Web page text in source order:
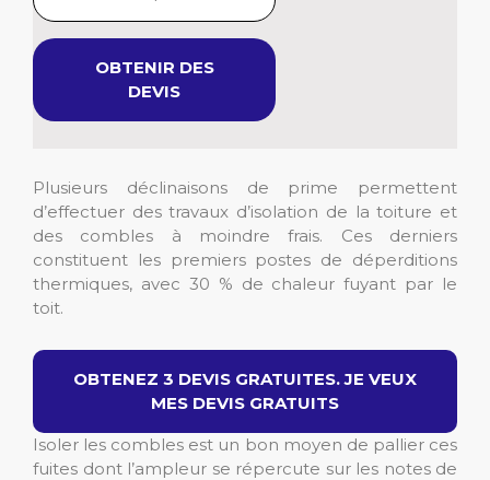
OBTENIR DES
DEVIS
Plusieurs déclinaisons de prime permettent
d’effectuer des travaux d’isolation de la toiture et
des combles à moindre frais. Ces derniers
constituent les premiers postes de déperditions
thermiques, avec 30 % de chaleur fuyant par le
toit.
OBTENEZ 3 DEVIS GRATUITES. JE VEUX
MES DEVIS GRATUITS
Isoler les combles est un bon moyen de pallier ces
fuites dont l’ampleur se répercute sur les notes de